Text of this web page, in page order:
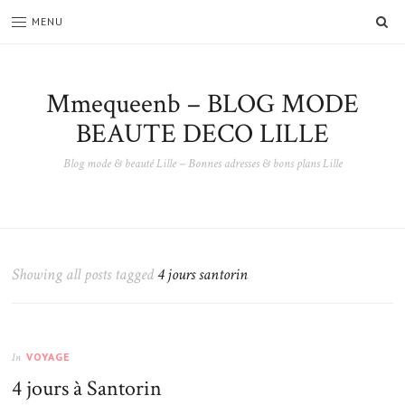
MENU
Mmequeenb – BLOG MODE
BEAUTE DECO LILLE
Blog mode & beauté Lille – Bonnes adresses & bons plans Lille
Showing all posts tagged 4 jours santorin
In VOYAGE
4 jours à Santorin